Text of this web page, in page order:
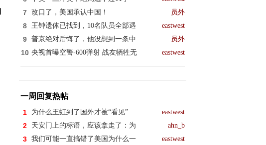
7 改口了，美国承认中国！ 员外
8 王钟遗体已找到，10名队员全部遇 eastwest
9 普京绝对后悔了，他没想到一条中 员外
10 央视首曝空警-600弹射 战友牺牲无 eastwest
一周回复热帖
1 为什么王虹到了国外才被“看见” eastwest
2 天安门上的标语，应该拿走了：为 ahn_b
3 我们可能一直搞错了美国为什么一 eastwest